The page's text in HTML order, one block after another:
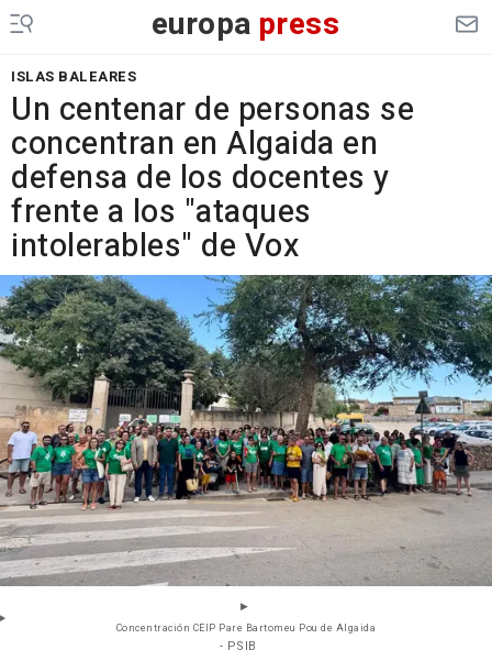
europa press
ISLAS BALEARES
Un centenar de personas se
concentran en Algaida en
defensa de los docentes y
frente a los "ataques
intolerables" de Vox
Concentración CEIP Pare Bartomeu Pou de Algaida
- PSIB